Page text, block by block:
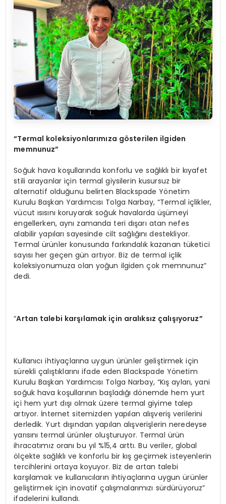
“Termal koleksiyonlarımıza gösterilen ilgiden
memnunuz”
Soğuk hava koşullarında konforlu ve sağlıklı bir kıyafet
stili arayanlar için termal giysilerin kusursuz bir
alternatif olduğunu belirten Blackspade Yönetim
Kurulu Başkan Yardımcısı Tolga Narbay, “Termal içlikler,
vücut ısısını koruyarak soğuk havalarda üşümeyi
engellerken, aynı zamanda teri dışarı atan nefes
alabilir yapıları sayesinde cilt sağlığını destekliyor.
Termal ürünler konusunda farkındalık kazanan tüketici
sayısı her geçen gün artıyor. Biz de termal içlik
koleksiyonumuza olan yoğun ilgiden çok memnunuz”
dedi.
“Artan talebi karşılamak için aralıksız çalışıyoruz”
Kullanıcı ihtiyaçlarına uygun ürünler geliştirmek için
sürekli çalıştıklarını ifade eden Blackspade Yönetim
Kurulu Başkan Yardımcısı Tolga Narbay, “Kış ayları, yani
soğuk hava koşullarının başladığı dönemde hem yurt
içi hem yurt dışı olmak üzere termal giyime talep
artıyor. İnternet sitemizden yapılan alışveriş verilerini
derledik. Yurt dışından yapılan alışverişlerin neredeyse
yarısını termal ürünler oluşturuyor. Termal ürün
ihracatımız oranı bu yıl %15,4 arttı. Bu veriler, global
ölçekte sağlıklı ve konforlu bir kış geçirmek isteyenlerin
tercihlerini ortaya koyuyor. Biz de artan talebi
karşılamak ve kullanıcıların ihtiyaçlarına uygun ürünler
geliştirmek için inovatif çalışmalarımızı sürdürüyoruz”
ifadelerini kullandı.